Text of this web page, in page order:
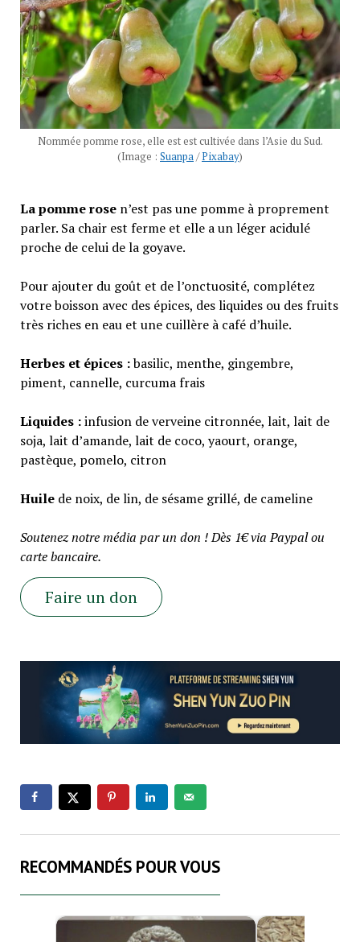
Nommée pomme rose, elle est est cultivée dans l’Asie du Sud.
(Image : Suanpa/Pixabay)
La pomme rosen’est pas une pomme à proprement
parler. Sa chair est ferme et elle a un léger acidulé
proche de celui de la goyave.
Pour ajouter du goût et de l’onctuosité, complétez
votre boisson avec des épices, des liquides ou des fruits
très riches en eau et une cuillère à café d’huile.
Herbes et épices :basilic, menthe, gingembre,
piment, cannelle, curcuma frais
Liquides :infusion de verveine citronnée, lait, lait de
soja, lait d’amande, lait de coco, yaourt, orange,
pastèque, pomelo, citron
Huilede noix, de lin, de sésame grillé, de cameline
Soutenez notre média par un don ! Dès 1€ via Paypal ou
carte bancaire.
Faire un don
RECOMMANDÉS POUR VOUS